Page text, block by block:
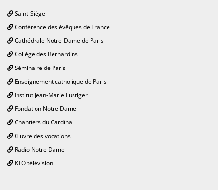
Saint-Siège
Conférence des évêques de France
Cathédrale Notre-Dame de Paris
Collège des Bernardins
Séminaire de Paris
Enseignement catholique de Paris
Institut Jean-Marie Lustiger
Fondation Notre Dame
Chantiers du Cardinal
Œuvre des vocations
Radio Notre Dame
KTO télévision